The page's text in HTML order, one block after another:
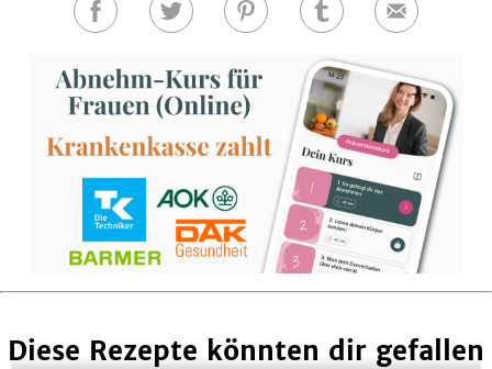
Auf
teilen
Auf
teilen
Auf
teilen
Auf
teilen
E-
Diese Rezepte könnten dir gefallen